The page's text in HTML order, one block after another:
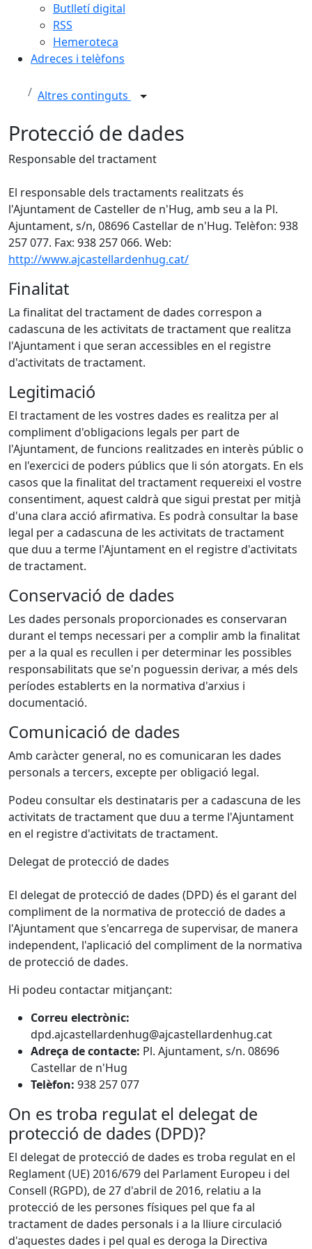
Butlletí digital
RSS
Hemeroteca
Adreces i telèfons
Altres continguts
Protecció de dades
Responsable del tractament
El responsable dels tractaments realitzats és
l'Ajuntament de Casteller de n'Hug, amb seu a la Pl.
Ajuntament, s/n, 08696 Castellar de n'Hug. Telèfon: 938
257 077. Fax: 938 257 066. Web:
http://www.ajcastellardenhug.cat/
Finalitat
La finalitat del tractament de dades correspon a
cadascuna de les activitats de tractament que realitza
l'Ajuntament i que seran accessibles en el registre
d'activitats de tractament.
Legitimació
El tractament de les vostres dades es realitza per al
compliment d'obligacions legals per part de
l'Ajuntament, de funcions realitzades en interès públic o
en l'exercici de poders públics que li són atorgats. En els
casos que la finalitat del tractament requereixi el vostre
consentiment, aquest caldrà que sigui prestat per mitjà
d'una clara acció afirmativa. Es podrà consultar la base
legal per a cadascuna de les activitats de tractament
que duu a terme l'Ajuntament en el registre d'activitats
de tractament.
Conservació de dades
Les dades personals proporcionades es conservaran
durant el temps necessari per a complir amb la finalitat
per a la qual es recullen i per determinar les possibles
responsabilitats que se'n poguessin derivar, a més dels
períodes establerts en la normativa d'arxius i
documentació.
Comunicació de dades
Amb caràcter general, no es comunicaran les dades
personals a tercers, excepte per obligació legal.
Podeu consultar els destinataris per a cadascuna de les
activitats de tractament que duu a terme l'Ajuntament
en el registre d'activitats de tractament.
Delegat de protecció de dades
El delegat de protecció de dades (DPD) és el garant del
compliment de la normativa de protecció de dades a
l'Ajuntament que s'encarrega de supervisar, de manera
independent, l'aplicació del compliment de la normativa
de protecció de dades.
Hi podeu contactar mitjançant:
Correu electrònic:
dpd.ajcastellardenhug@ajcastellardenhug.cat
Adreça de contacte: Pl. Ajuntament, s/n. 08696
Castellar de n'Hug
Telèfon: 938 257 077
On es troba regulat el delegat de
protecció de dades (DPD)?
El delegat de protecció de dades es troba regulat en el
Reglament (UE) 2016/679 del Parlament Europeu i del
Consell (RGPD), de 27 d'abril de 2016, relatiu a la
protecció de les persones físiques pel que fa al
tractament de dades personals i a la lliure circulació
d'aquestes dades i pel qual es deroga la Directiva